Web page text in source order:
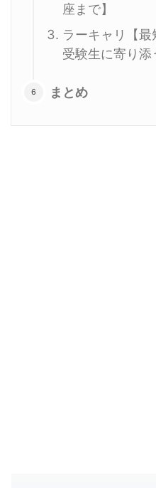
座まで】
ラーキャリ【最
受験生に寄り添
まとめ